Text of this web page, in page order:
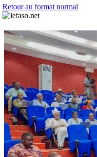
Retour au format normal